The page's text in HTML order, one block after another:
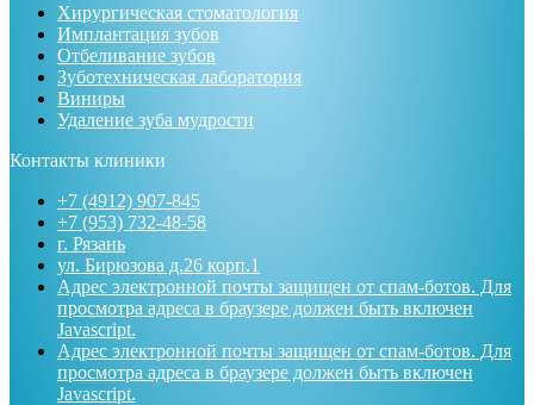
Хирургическая стоматология
Имплантация зубов
Отбеливание зубов
Зуботехническая лаборатория
Виниры
Удаление зуба мудрости
Контакты клиники
+7 (4912) 907-845
+7 (953) 732-48-58
г. Рязань
ул. Бирюзова д.26 корп.1
Адрес электронной почты защищен от спам-ботов. Для
просмотра адреса в браузере должен быть включен
Javascript.
Адрес электронной почты защищен от спам-ботов. Для
просмотра адреса в браузере должен быть включен
Javascript.